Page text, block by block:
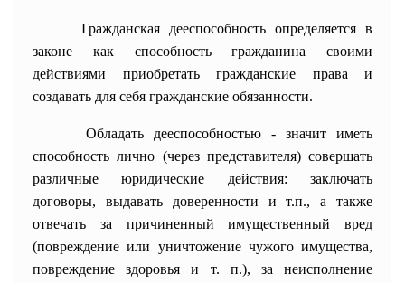
Гражданская дееспособность определяется в
законе как способность гражданина своими
действиями приобретать гражданские права и
создавать для себя гражданские обязанности.
Обладать дееспособностью - значит иметь
способность лично (через представителя) совершать
различные юридические действия: заключать
договоры, выдавать доверенности и т.п., а также
отвечать за причиненный имущественный вред
(повреждение или уничтожение чужого имущества,
повреждение здоровья и т. п.), за неисполнение